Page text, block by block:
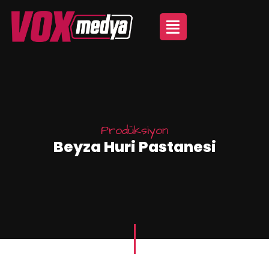
Prodüksiyon
Beyza Huri Pastanesi